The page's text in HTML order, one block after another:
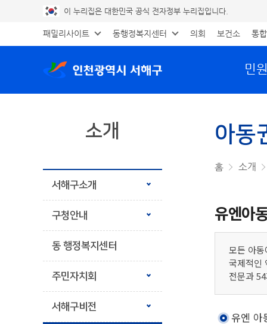
이 누리집은 대한민국 공식 전자정부 누리집입니다.
패밀리사이트 동행정복지센터 의회 보건소 통
민원
소개
서해구소개
구청안내
동 행정복지센터
주민자치회
서해구비전
아동
홈 소개
유엔아
모든 아
국제적인
전문과
유엔 아